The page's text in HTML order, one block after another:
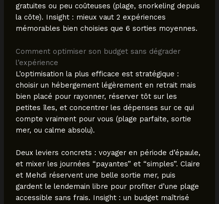
gratuites ou peu coûteuses (plage, snorkeling depuis
la côte). Insight : mieux vaut 2 expériences
mémorables bien choisies que 6 sorties moyennes.
Comment optimiser son budget sans dégrader
l’expérience
L’optimisation la plus efficace est stratégique :
choisir un hébergement légèrement en retrait mais
bien placé pour rayonner, réserver tôt sur les
petites îles, et concentrer les dépenses sur ce qui
compte vraiment pour vous (plage parfaite, sortie
mer, ou calme absolu).
Deux leviers concrets : voyager en période d’épaule,
et mixer les journées “payantes” et “simples”. Claire
et Mehdi réservent une belle sortie mer, puis
gardent le lendemain libre pour profiter d’une plage
accessible sans frais. Insight : un budget maîtrisé